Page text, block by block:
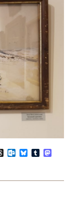
ThreadsOutlook.com
BlueskyTumblr